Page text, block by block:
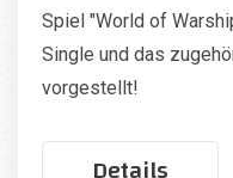
Spiel "World of
Single und das
vorgestellt!